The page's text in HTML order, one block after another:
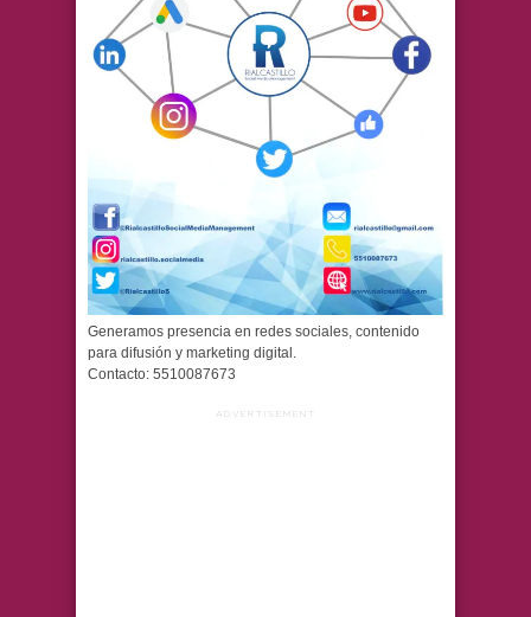
Generamos presencia en redes sociales, contenido
para difusión y marketing digital.
Contacto: 5510087673
ADVERTISEMENT